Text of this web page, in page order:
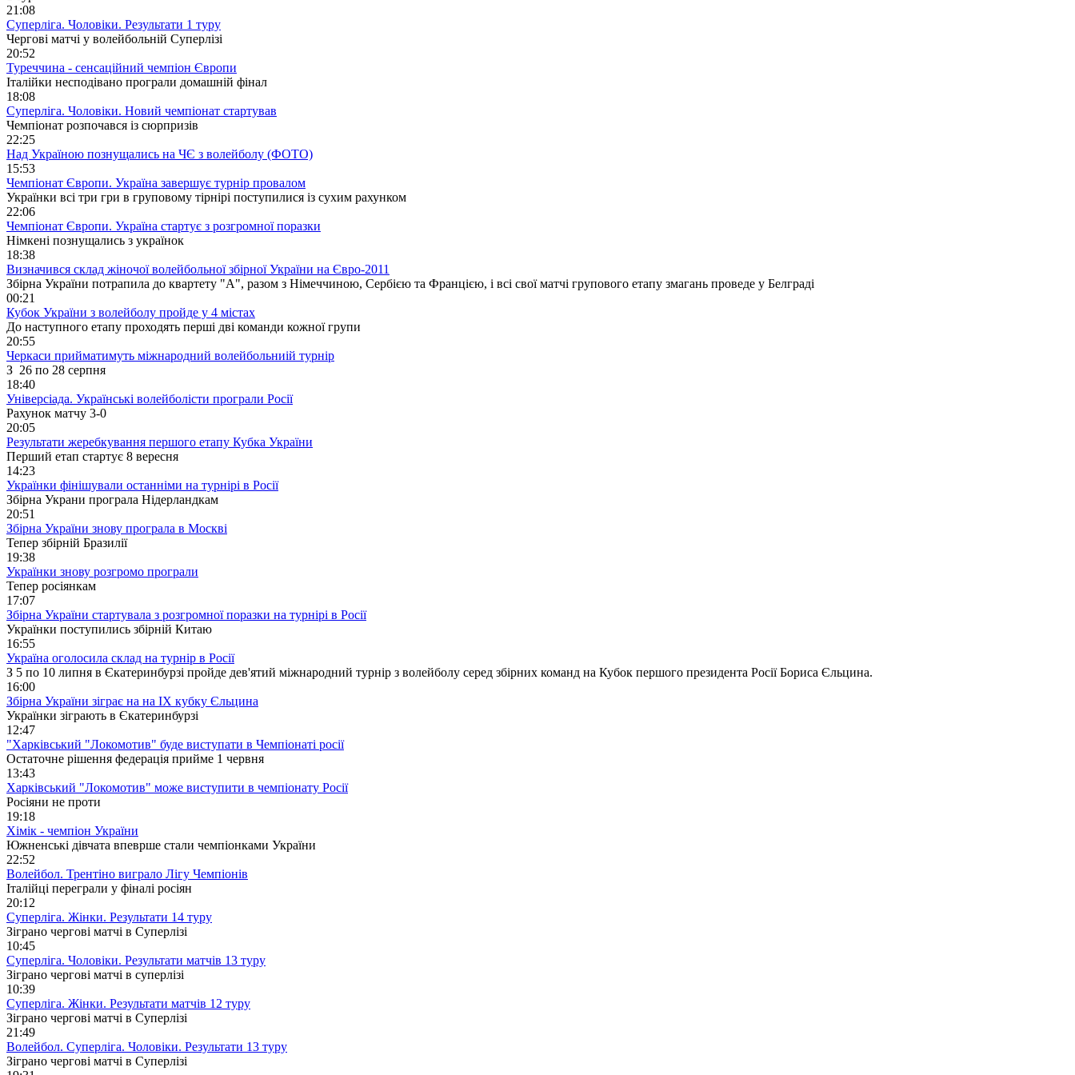
21:08
Суперліга. Чоловіки. Результати 1 туру
Чергові матчі у волейбольній Суперлізі
20:52
Туреччина - сенсаційний чемпіон Європи
Італійки несподівано програли домашній фінал
18:08
Суперліга. Чоловіки. Новий чемпіонат стартував
Чемпіонат розпочався із сюрпризів
22:25
Над Україною познущались на ЧЄ з волейболу (ФОТО)
15:53
Чемпіонат Європи. Україна завершує турнір провалом
Українки всі три гри в груповому тірнірі поступилися із сухим рахунком
22:06
Чемпіонат Європи. Україна стартує з розгромної поразки
Німкені познущались з українок
18:38
Визначився склад жіночої волейбольної збірної України на Євро-2011
Збірна України потрапила до квартету "А", разом з Німеччиною, Сербією та Францією, і всі свої матчі групового етапу змагань проведе у Белграді
00:21
Кубок України з волейболу пройде у 4 містах
До наступного етапу проходять перші дві команди кожної групи
20:55
Черкаси прийматимуть міжнародний волейбольниій турнір
З 26 по 28 серпня
18:40
Універсіада. Українські волейболісти програли Росії
Рахунок матчу 3-0
20:05
Результати жеребкування першого етапу Кубка України
Перший етап стартує 8 вересня
14:23
Українки фінішували останніми на турнірі в Росії
Збірна Украни програла Нідерландкам
20:51
Збірна України знову програла в Москві
Тепер збірній Бразилії
19:38
Українки знову розгромо програли
Тепер росіянкам
17:07
Збірна України стартувала з розгромної поразки на турнірі в Росії
Українки поступились збірній Китаю
16:55
Україна оголосила склад на турнір в Росії
З 5 по 10 липня в Єкатеринбурзі пройде дев'ятий міжнародний турнір з волейболу серед збірних команд на Кубок першого президента Росії Бориса Єльцина.
16:00
Збірна України зіграє на на IX кубку Єльцина
Українки зіграють в Єкатеринбурзі
12:47
"Харківський "Локомотив" буде виступати в Чемпіонаті росії
Остаточне рішення федерація прийме 1 червня
13:43
Харківський "Локомотив" може виступити в чемпіонату Росії
Росіяни не проти
19:18
Хімік - чемпіон України
Южненські дівчата впеврше стали чемпіонками України
22:52
Волейбол. Трентіно виграло Лігу Чемпіонів
Італійці переграли у фіналі росіян
20:12
Суперліга. Жінки. Результати 14 туру
Зіграно чергові матчі в Суперлізі
10:45
Суперліга. Чоловіки. Результати матчів 13 туру
Зіграно чергові матчі в суперлізі
10:39
Суперліга. Жінки. Результати матчів 12 туру
Зіграно чергові матчі в Суперлізі
21:49
Волейбол. Суперліга. Чоловіки. Результати 13 туру
Зіграно чергові матчі в Суперлізі